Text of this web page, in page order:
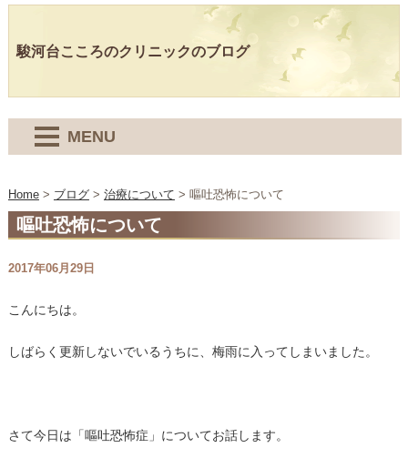
駿河台こころのクリニックのブログ
MENU
Home> ブログ> 治療について > 嘔吐恐怖について
嘔吐恐怖について
2017年06月29日
こんにちは。
しばらく更新しないでいるうちに、梅雨に入ってしまいました。
さて今日は「嘔吐恐怖症」についてお話します。